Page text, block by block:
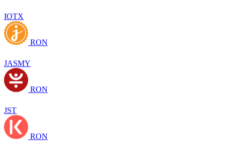
IOTX
RON
JASMY
RON
JST
RON